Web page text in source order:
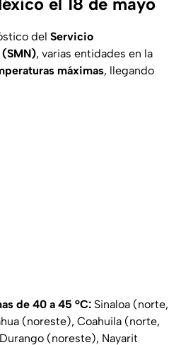
del Servicio
, varias entidades en la
máximas, llegando
de 40 a 45 °C: Sinaloa (norte,
(noreste), Coahuila (norte,
(noreste), Nayarit